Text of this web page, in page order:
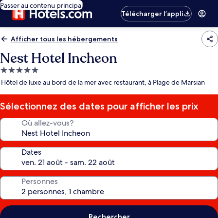
Passer au contenu principal
Télécharger l’appli
Afficher tous les hébergements
Nest Hotel Incheon
Hébergement
5.0 étoiles
Hôtel de luxe au bord de la mer avec restaurant, à Plage de Marsian
Sélectionnez des dates pour afficher les prix
Où allez-vous?
Dates
Personnes